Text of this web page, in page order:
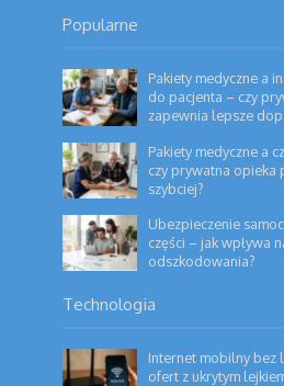
Popularne
Pakiety medyczne a
do pacjenta – czy
zapewnia lepsze
Pakiety medyczne a
czy prywatna opieka
szybciej?
Ubezpieczenie
części – jak wpływa
odszkodowania?
Technologia
Internet mobilny bez
ofert z ukrytym